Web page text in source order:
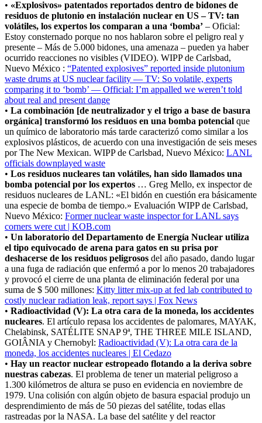
• «Explosivos» patentados reportados dentro de bidones de
residuos de plutonio en instalación nuclear en US – TV: tan
volátiles, los expertos los comparan a una ‘bomba’ – Oficial:
Estoy consternado porque no nos hablaron sobre el peligro real y
presente – Más de 5.000 bidones, una amenaza – pueden ya haber
ocurrido reacciones no visibles (VIDEO). WIPP de Carlsbad,
Nuevo México : “Patented explosives” reported inside plutonium
waste drums at US nuclear facility — TV: So volatile, experts
comparing it to ‘bomb’ — Official: I’m appalled we weren’t told
about real and present dange
• La combinación [de neutralizador y el trigo a base de basura
orgánica] transformó los residuos en una bomba potencial que
un químico de laboratorio más tarde caracterizó como similar a los
explosivos plásticos, de acuerdo con una investigación de seis meses
por The New Mexican. WIPP de Carlsbad, Nuevo México: LANL
officials downplayed waste
• Los residuos nucleares tan volátiles, han sido llamados una
bomba potencial por los expertos … Greg Mello, ex inspector de
residuos nucleares de LANL: «El bidón en cuestión era básicamente
una especie de bomba de tiempo.» Evaluación WIPP de Carlsbad,
Nuevo México: Former nuclear waste inspector for LANL says
corners were cut | KOB.com
• Un laboratorio del Departamento de Energía Nuclear utiliza
el tipo equivocado de arena para gatos en su prisa por
deshacerse de los residuos peligrosos del año pasado, dando lugar
a una fuga de radiación que enfermó a por lo menos 20 trabajadores
y provocó el cierre de una planta de eliminación federal por una
suma de $ 500 millones: Kitty litter mix-up at fed lab contributed to
costly nuclear radiation leak, report says | Fox News
• Radioactividad (V): La otra cara de la moneda, los accidentes
nucleares. El artículo repasa los accidentes de palomares, MAYAK,
Chelabinsk, SATÉLITE SNAP 9ª, THE THREE MILE ISLAND,
GOIÂNIA y Chernobyl: Radioactividad (V): La otra cara de la
moneda, los accidentes nucleares | El Cedazo
• Hay un reactor nuclear estropeado flotando a la deriva sobre
nuestras cabezas. El problema de tener un material peligroso a
1.300 kilómetros de altura se puso en evidencia en noviembre de
1979. Una colisión con algún objeto de basura espacial produjo un
desprendimiento de más de 50 piezas del satélite, todas ellas
rastreadas por la NASA. La base del satélite y del reactor